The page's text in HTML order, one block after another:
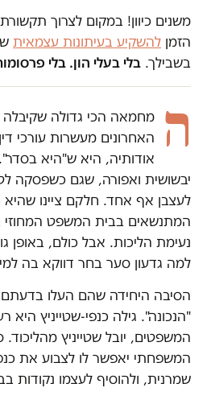
משנים כיוון! במקום לצרוך
הזמן להשקיע בעיתונות עצמאית
בשבילך. בלי בעלי הון. בלי
ה מחמאה הכי גדולה שקיבלה
האחרונים מעשרות עורכי
אודותיה, היא ש"היא
יבשושית ואפורה, שגם כשפסקה
לעצבן אף אחד. חלקם ציינו שהיא
המתנשאים בבית המשפט המחוזי
נעימת הליכות. אבל כולם, באופן
למה גדעון סער בחר דווקא בה
הסיבה היחידה שהם העלו
"הנכונה". גילה כנפי-שטייניץ היא
המשפטים, יובל שטייניץ
המשפחתי יאפשר לו לצבוע את
שמרנית, ולהוסיף לעצמו נקודות